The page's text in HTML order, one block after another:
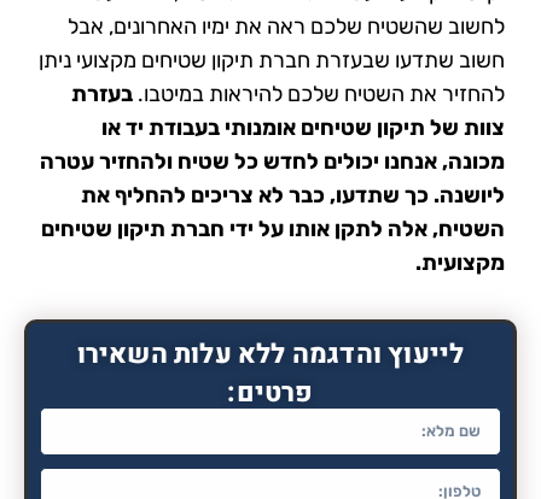
לחשוב שהשטיח שלכם ראה את ימיו האחרונים, אבל
חשוב שתדעו שבעזרת חברת תיקון שטיחים מקצועי ניתן
להחזיר את השטיח שלכם להיראות במיטבו. בעזרת
צוות של תיקון שטיחים אומנותי בעבודת יד או
מכונה, אנחנו יכולים לחדש כל שטיח ולהחזיר עטרה
ליושנה. כך שתדעו, כבר לא צריכים להחליף את
השטיח, אלה לתקן אותו על ידי חברת תיקון שטיחים
מקצועית.
לייעוץ והדגמה ללא עלות השאירו
פרטים: